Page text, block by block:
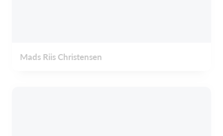
Mads Riis Christensen